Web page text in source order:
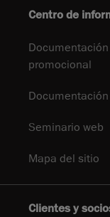
Centro de
Documentación
promocional
Seminario web
Mapa del sitio
Clientes y